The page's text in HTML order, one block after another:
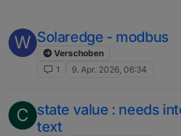
W Solaredge - modbus
Verschoben
1
9. Apr. 2026, 06:34
C state value : needs
text